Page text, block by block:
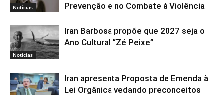
Notícias
Prevenção e no Combate à Violência
Notícias
Iran Barbosa propõe que 2027 seja o
Ano Cultural “Zé Peixe”
Iran apresenta Proposta de Emenda à
Lei Orgânica vedando preconceitos